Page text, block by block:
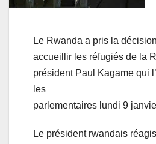
Le Rwanda a pris la
accueillir les réfugiés de la
président Paul Kagame qui
les
parlementaires lundi 9
Le président rwandais